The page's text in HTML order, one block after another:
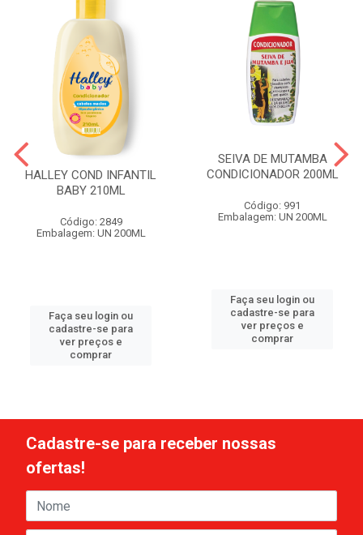
HALLEY COND INFANTIL
BABY 210ML
Código: 2849
Embalagem: UN 200ML
Faça seu login ou
cadastre-se para
ver preços e
comprar
SEIVA DE MUTAMBA
CONDICIONADOR 200ML
Código: 991
Embalagem: UN 200ML
Faça seu login ou
cadastre-se para
ver preços e
comprar
Cadastre-se para receber nossas
ofertas!